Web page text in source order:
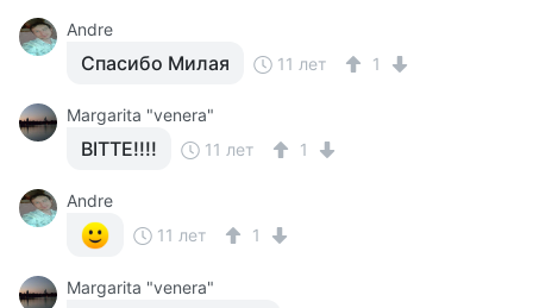
Andre
Спасибо Милая 11 лет 1
Margarita "venera"
BITTE!!!! 11 лет 1
Andre
11 лет
1
Margarita "venera"